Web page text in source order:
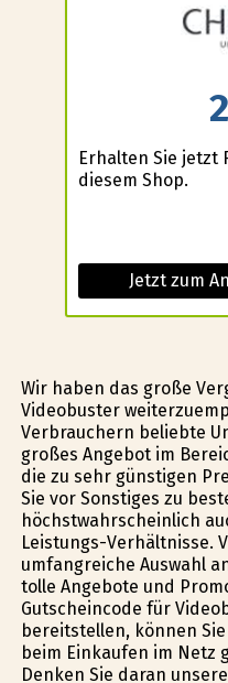
Erhalten Sie jetzt
diesem Shop.
Jetzt zum
Wir haben das große
Videobuster
Verbrauchern beliebte
großes Angebot im
die zu sehr günstigen
Sie vor Sonstiges zu
höchstwahrscheinlich
Leistungs-Verhältnisse.
umfangreiche Auswahl
tolle Angebote und
Gutscheincode für
bereitstellen, können
beim Einkaufen im Netz
Denken Sie daran